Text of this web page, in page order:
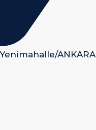
ANKARA